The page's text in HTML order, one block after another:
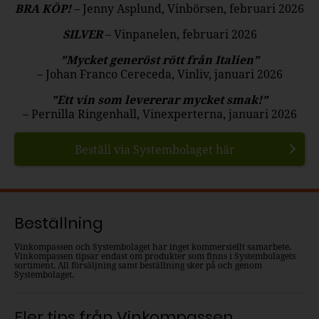
BRA KÖP!– Jenny Asplund, Vinbörsen, februari 2026
SILVER– Vinpanelen, februari 2026
”Mycket generöst rött från Italien”
– Johan Franco Cereceda, Vinliv, januari 2026
”Ett vin som levererar mycket smak!”
– Pernilla Ringenhall, Vinexperterna, januari 2026
Beställ via Systembolaget här
Beställning
Vinkompassen och Systembolaget har inget kommersiellt samarbete.
Vinkompassen tipsar endast om produkter som finns i Systembolagets
sortiment. All försäljning samt beställning sker på och genom
Systembolaget.